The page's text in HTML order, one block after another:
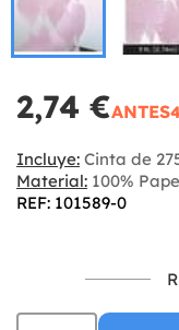
2,74 €ANTES
Incluye: Cinta de
Material: 100%
REF: 101589-0